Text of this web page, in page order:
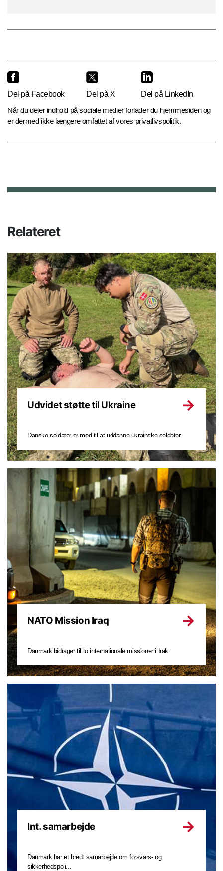
Del på Facebook Del på X
Del på LinkedIn
Når du deler indhold på sociale medier forlader du hjemmesiden og
er dermed ikke længere omfattet af vores privatlivspolitik.
Relateret
Udvidet støtte til Ukraine
Danske soldater er med til at uddanne ukrainske soldater.
NATO Mission Iraq
Danmark bidrager til to internationale missioner i Irak.
Int. samarbejde
Danmark har et bredt samarbejde om forsvars- og
sikkerhedspoli...